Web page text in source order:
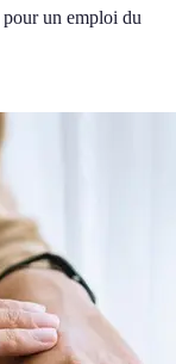
un emploi du